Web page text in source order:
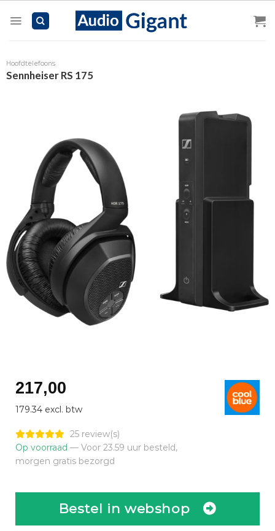
Hoofdtelefoons
Sennheiser RS 175
217,00
179.34 excl. btw
25 review(s)
Op voorraad — Voor 23.59 uur besteld,
morgen gratis bezorgd
Bestel in webshop